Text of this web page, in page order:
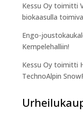
Kessu Oy toimitti
biokaasulla
Engo-
Kempelehalliin!
Kessu Oy toimitti
TechnoAlpin